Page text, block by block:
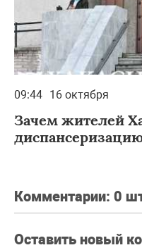
09:44 16 октября
Зачем жителей
Комментарии: 0
Оставить новый